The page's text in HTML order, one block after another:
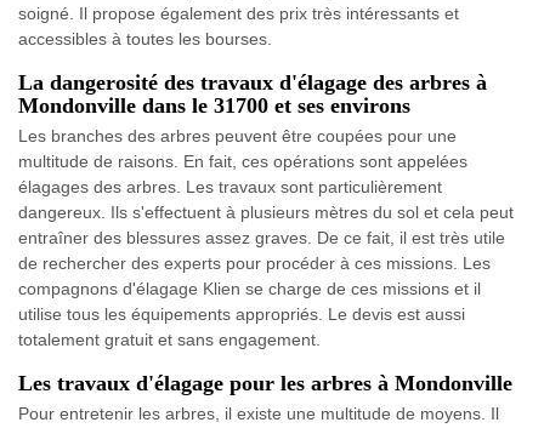
soigné. Il propose également des prix très intéressants et
accessibles à toutes les bourses.
La dangerosité des travaux d'élagage des arbres à
Mondonville dans le 31700 et ses environs
Les branches des arbres peuvent être coupées pour une
multitude de raisons. En fait, ces opérations sont appelées
élagages des arbres. Les travaux sont particulièrement
dangereux. Ils s'effectuent à plusieurs mètres du sol et cela peut
entraîner des blessures assez graves. De ce fait, il est très utile
de rechercher des experts pour procéder à ces missions. Les
compagnons d'élagage Klien se charge de ces missions et il
utilise tous les équipements appropriés. Le devis est aussi
totalement gratuit et sans engagement.
Les travaux d'élagage pour les arbres à Mondonville
Pour entretenir les arbres, il existe une multitude de moyens. Il